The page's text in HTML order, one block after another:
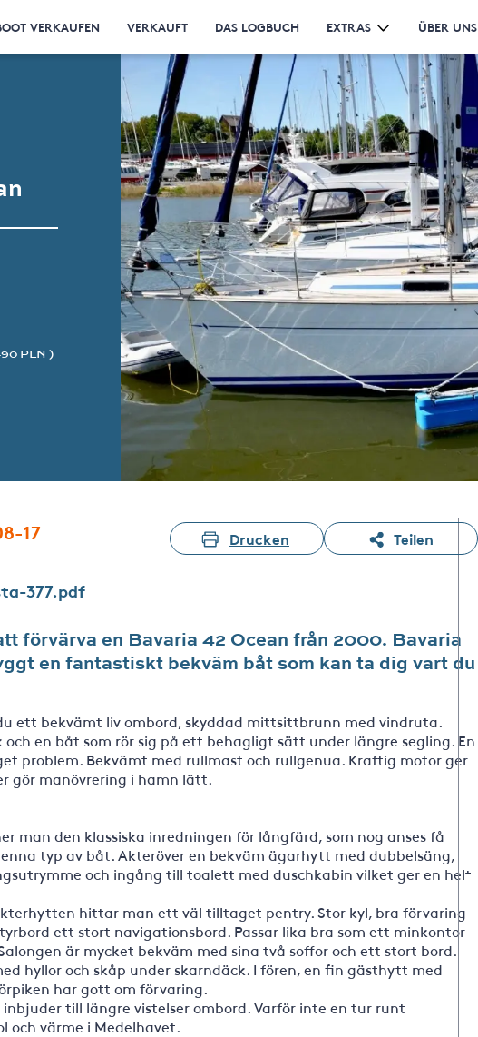
VERKAUFEN VERKAUFT DAS LOGBUCH EXTRAS ÜBER UNS
PLN )
17 Drucken Teilen
377.pdf
förvärva en Bavaria 42 Ocean från 2000. Bavaria
en fantastiskt bekväm båt som kan ta dig vart du
ett bekvämt liv ombord, skyddad mittsittbrunn med vindruta.
en båt som rör sig på ett behagligt sätt under längre segling. En
problem. Bekvämt med rullmast och rullgenua. Kraftig motor ger
gör manövrering i hamn lätt.
man den klassiska inredningen för långfärd, som nog anses få
typ av båt. Akteröver en bekväm ägarhytt med dubbelsäng,
och ingång till toalett med duschkabin vilket ger en helt
hittar man ett väl tilltaget pentry. Stor kyl, bra förvaring
ett stort navigationsbord. Passar lika bra som ett minkontor
är mycket bekväm med sina två soffor och ett stort bord.
hyllor och skåp under skarndäck. I fören, en fin gästhytt med
har gott om förvaring.
till längre vistelser ombord. Varför inte en tur runt
och värme i Medelhavet.